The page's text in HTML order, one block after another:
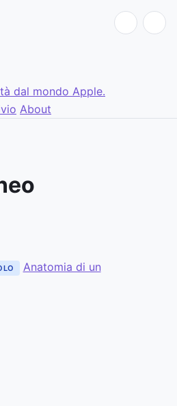
dal mondo Apple.
About
Anatomia di un